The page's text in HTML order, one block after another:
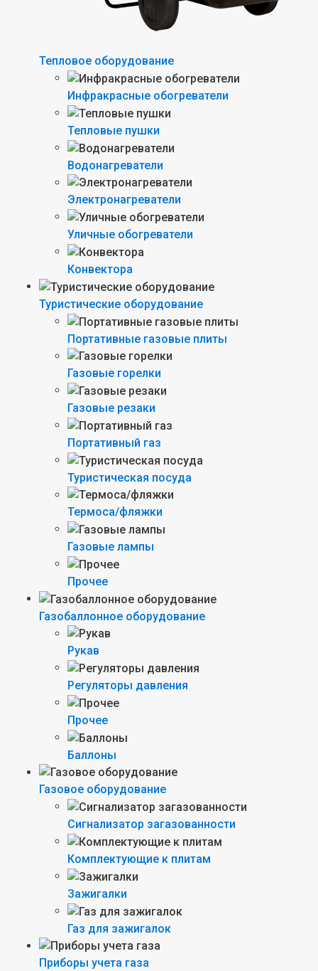
Тепловое оборудование
Инфракрасные обогреватели
Тепловые пушки
Водонагреватели
Электронагреватели
Уличные обогреватели
Конвектора
Туристические оборудование
Портативные газовые плиты
Газовые горелки
Газовые резаки
Портативный газ
Туристическая посуда
Термоса/фляжки
Газовые лампы
Прочее
Газобаллонное оборудование
Рукав
Регуляторы давления
Прочее
Баллоны
Газовое оборудование
Сигнализатор загазованности
Комплектующие к плитам
Зажигалки
Газ для зажигалок
Приборы учета газа